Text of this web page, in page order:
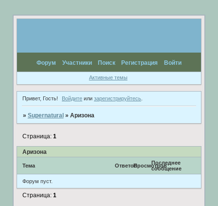
Форум Участники Поиск Регистрация Войти
Активные темы
Привет, Гость! Войдите илизарегистрируйтесь.
» Supernatural » Аризона
Аризона
Страница: 1
Тема ОтветовПросмотровПоследнее
сообщение
Форум пуст.
Страница: 1